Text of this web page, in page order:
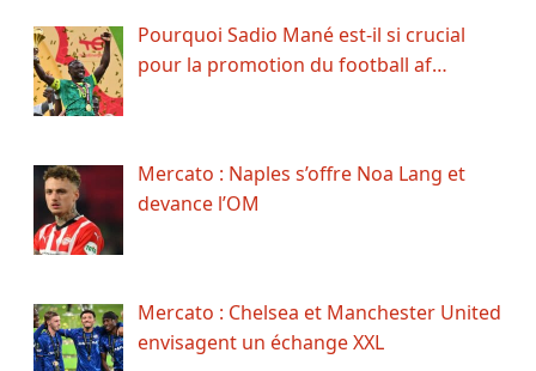
Pourquoi Sadio Mané est-il si crucial
pour la promotion du football af…
Mercato : Naples s’offre Noa Lang et
devance l’OM
Mercato : Chelsea et Manchester United
envisagent un échange XXL